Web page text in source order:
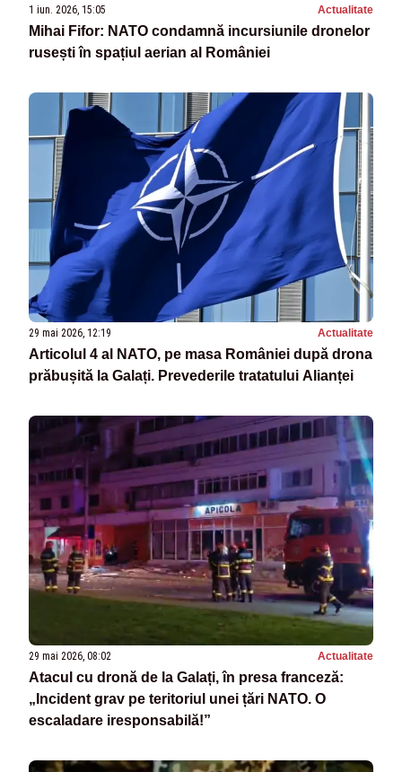
1 iun. 2026, 15:05 Actualitate
Mihai Fifor: NATO condamnă incursiunile dronelor
rusești în spațiul aerian al României
29 mai 2026, 12:19 Actualitate
Articolul 4 al NATO, pe masa României după drona
prăbușită la Galați. Prevederile tratatului Alianței
29 mai 2026, 08:02 Actualitate
Atacul cu dronă de la Galați, în presa franceză:
„Incident grav pe teritoriul unei țări NATO. O
escaladare iresponsabilă!”